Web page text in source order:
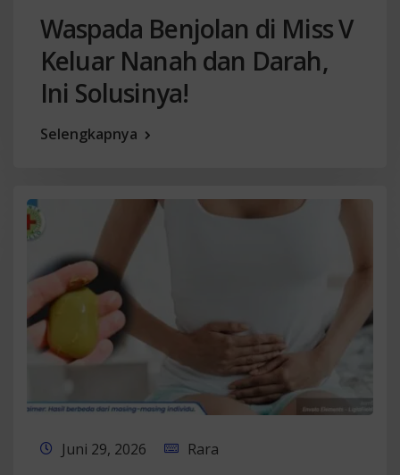
Waspada Benjolan di Miss V
Keluar Nanah dan Darah,
Ini Solusinya!
Selengkapnya
Juni 29, 2026 Rara